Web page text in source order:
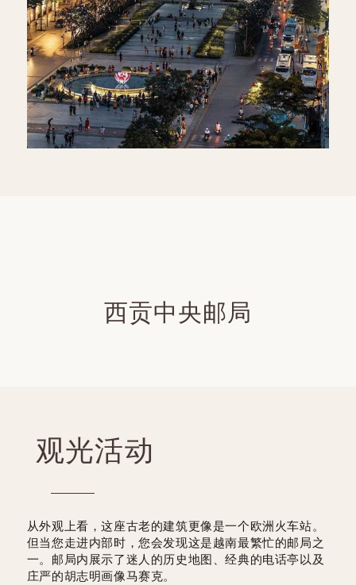
西贡中央邮局
观光活动
从外观上看，这座古老的建筑更像是一个欧洲火车站。
但当您走进内部时，您会发现这是越南最繁忙的邮局之
一。邮局内展示了迷人的历史地图、经典的电话亭以及
庄严的胡志明画像马赛克。